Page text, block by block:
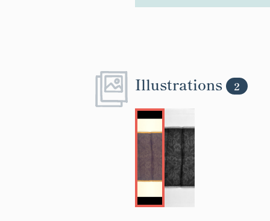
Illustrations 2